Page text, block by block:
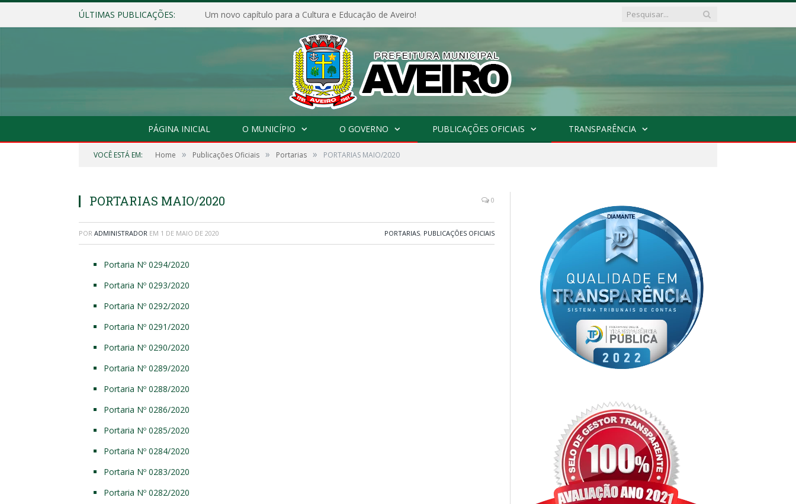
ÚLTIMAS PUBLICAÇÕES: Um novo capítulo para a Cultura e Educação de Aveiro!
PÁGINA INICIAL O MUNICÍPIO O GOVERNO PUBLICAÇÕES OFICIAIS TRANSPARÊNCIA
VOCÊ ESTÁ EM: Home » Publicações Oficiais » Portarias » PORTARIAS MAIO/2020
PORTARIAS MAIO/2020 0
POR ADMINISTRADOR EM 1 DE MAIO DE 2020 PORTARIAS, PUBLICAÇÕES OFICIAIS
Portaria Nº 0294/2020
Portaria Nº 0293/2020
Portaria Nº 0292/2020
Portaria Nº 0291/2020
Portaria Nº 0290/2020
Portaria Nº 0289/2020
Portaria Nº 0288/2020
Portaria Nº 0286/2020
Portaria Nº 0285/2020
Portaria Nº 0284/2020
Portaria Nº 0283/2020
Portaria Nº 0282/2020